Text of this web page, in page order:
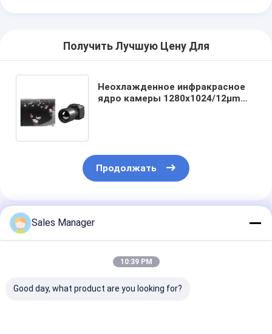
Получить Лучшую Цену Для
Неохлажденное инфракрасное
ядро камеры 1280x1024/12μm
Продолжать
Порекомендованные Продукты
Sales Manager
10:39 PM
Good day, what product are you looking for?